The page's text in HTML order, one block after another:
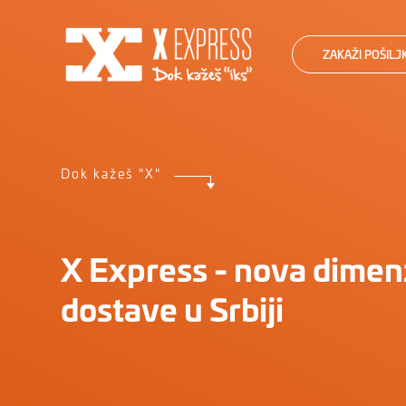
ZAKAŽI
Dok kažeš "X"
X Express - nova
dostave u Srbiji
Vama na usluzi
Za sve informacije o
pošiljaka pozovite nas na